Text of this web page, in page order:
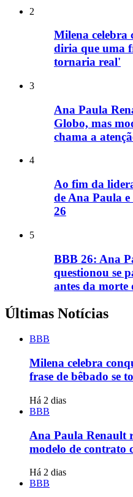
2
Milena celebra
diria que uma
tornaria real'
3
Ana Paula
Globo, mas
chama a
4
Ao fim da
de Ana Paula
26
5
BBB 26: Ana
questionou se
antes da morte
Últimas Notícias
BBB
Milena celebra
frase de bêbado se
Há 2 dias
BBB
Ana Paula Renault
modelo de contrato
Há 2 dias
BBB